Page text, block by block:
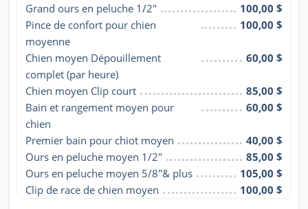
Grand ours en peluche 1/2"
100,00 $
Pince de confort pour chien
moyenne
100,00 $
Chien moyen Dépouillement
complet (par heure)
60,00 $
Chien moyen Clip court
85,00 $
Bain et rangement moyen pour
chien
60,00 $
Premier bain pour chiot moyen
40,00 $
Ours en peluche moyen 1/2"
85,00 $
Ours en peluche moyen 5/8"& plus
105,00 $
Clip de race de chien moyen
100,00 $